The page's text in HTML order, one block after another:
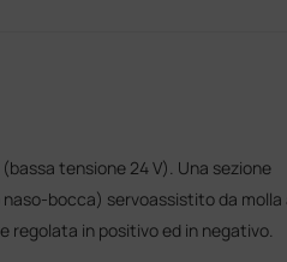
tensione 24 V). Una sezione
bocca) servoassistito da molla
regolata in positivo ed in negativo.